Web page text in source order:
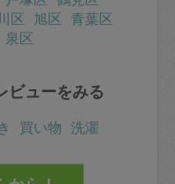
区 旭区 青葉区
泉区
ビューをみる
買い物 洗濯